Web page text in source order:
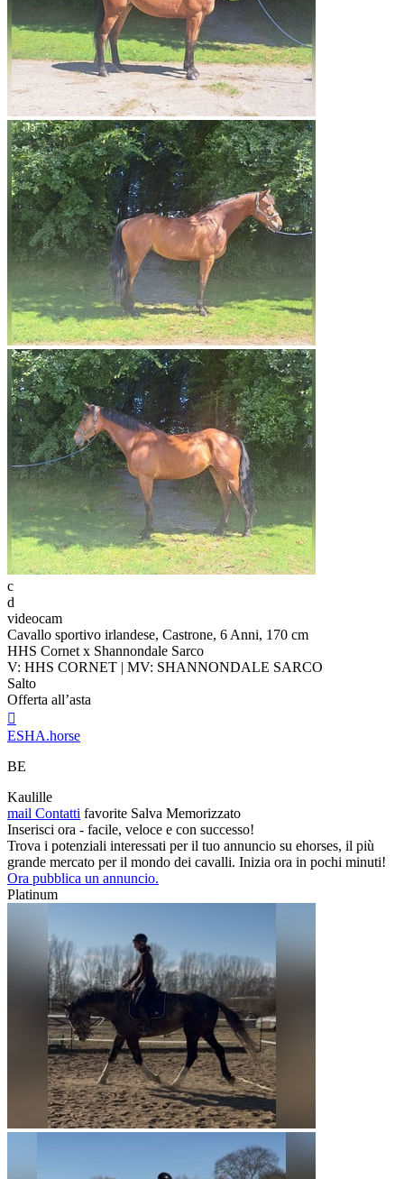
c
d
videocam
Cavallo sportivo irlandese, Castrone, 6 Anni, 170 cm
HHS Cornet x Shannondale Sarco
V: HHS CORNET | MV: SHANNONDALE SARCO
Salto
Offerta all’asta

ESHA.horse
BE
Kaulille
mail Contatti favorite Salva Memorizzato
Inserisci ora - facile, veloce e con successo!
Trova i potenziali interessati per il tuo annuncio su ehorses, il più
grande mercato per il mondo dei cavalli. Inizia ora in pochi minuti!
Ora pubblica un annuncio.
Platinum